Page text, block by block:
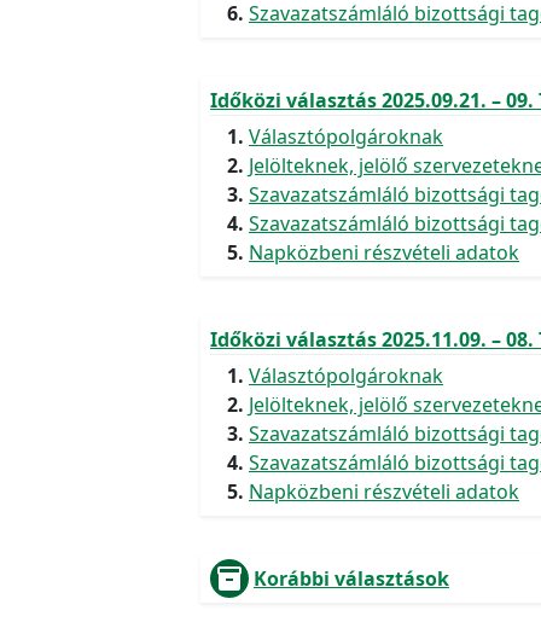
Szavazatszámláló bizottsági
Időközi választás 2025.09.21. – 09.
Választópolgároknak
Jelölteknek, jelölő
Szavazatszámláló bizottsági
Szavazatszámláló bizottsági
Napközbeni részvételi adatok
Időközi választás 2025.11.09. – 08.
Választópolgároknak
Jelölteknek, jelölő
Szavazatszámláló bizottsági
Szavazatszámláló bizottsági
Napközbeni részvételi adatok
inventory Korábbi választások